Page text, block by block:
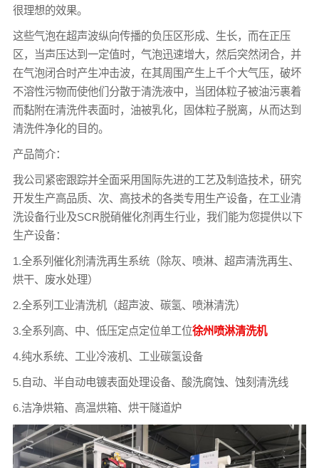
很理想的效果。
这些气泡在超声波纵向传播的负压区形成、生长，而在正压
区，当声压达到一定值时，气泡迅速增大，然后突然闭合，并
在气泡闭合时产生冲击波，在其周围产生上千个大气压，破坏
不溶性污物而使他们分散于清洗液中，当团体粒子被油污裹着
而黏附在清洗件表面时，油被乳化，固体粒子脱离，从而达到
清洗件净化的目的。
产品简介：
我公司紧密跟踪并全面采用国际先进的工艺及制造技术，研究
开发生产高品质、次、高技术的各类专用生产设备，在工业清
洗设备行业及SCR脱硝催化剂再生行业，我们能为您提供以下
生产设备：
1.全系列催化剂清洗再生系统（除灰、喷淋、超声清洗再生、
烘干、废水处理）
2.全系列工业清洗机（超声波、碳氢、喷淋清洗）
3.全系列高、中、低压定点定位单工位徐州喷淋清洗机
4.纯水系统、工业冷液机、工业碳氢设备
5.自动、半自动电镀表面处理设备、酸洗腐蚀、蚀刻清洗线
6.洁净烘箱、高温烘箱、烘干隧道炉